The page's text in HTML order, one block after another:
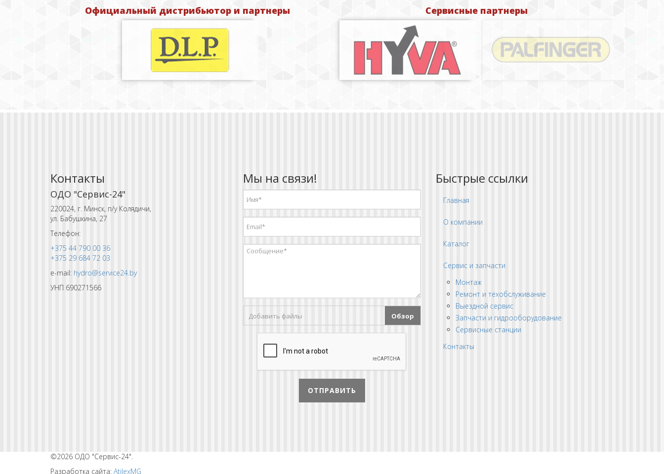
Официальный дистрибьютор и партнеры Сервисные партнеры
Контакты
ОДО "Сервис-24"
220024, г. Минск, п/у Колядичи,
ул. Бабушкина, 27
Телефон:
+375 44 790 00 36
+375 29 684 72 03
e-mail: hydro@service24.by
УНП 690271566
Мы на связи!
Добавить файлы Обзор
ОТПРАВИТЬ
Быстрые ссылки
Главная
О компании
Каталог
Сервис и запчасти
Монтаж
Ремонт и техобслуживание
Выездной сервис
Запчасти и гидрооборудование
Сервисные станции
Контакты
©2026 ОДО "Сервис-24".
Разработка сайта: AtilexMG